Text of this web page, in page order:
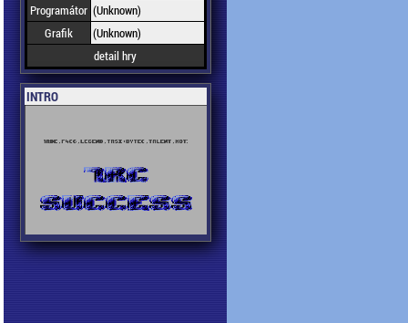
Programátor (Unknown)
Grafik
(Unknown)
detail hry
INTRO